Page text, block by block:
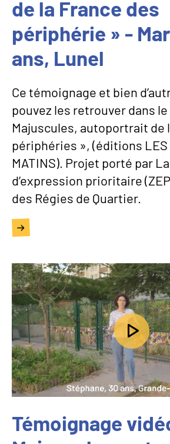
de la France des
périphérie » -
ans, Lunel
Ce témoignage et bien
pouvez les retrouver dans
Majuscules, autoportrait de
périphéries », (éditions LES
MATINS). Projet porté par
d’expression prioritaire
des Régies de Quartier.
Témoignage